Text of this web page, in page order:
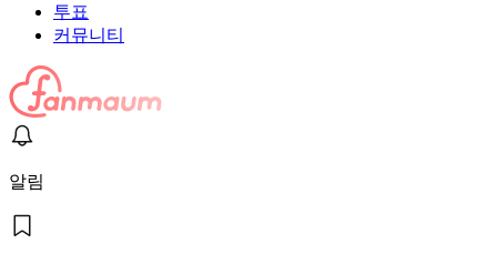
투표
커뮤니티
알림